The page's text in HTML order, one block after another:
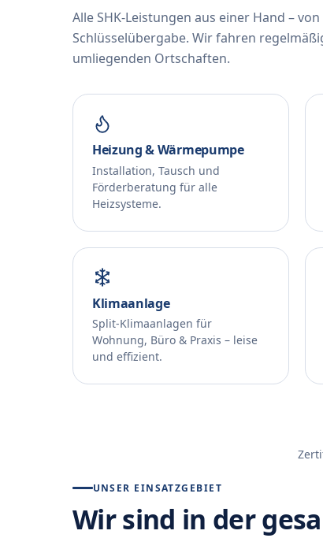
Alle SHK-Leistungen aus einer Hand –
Schlüsselübergabe. Wir fahren
umliegenden Ortschaften.
Heizung & Wärmepumpe
Installation, Tausch und
Förderberatung für alle
Heizsysteme.
Klimaanlage
Split-Klimaanlagen für
Wohnung, Büro & Praxis – leise
und effizient.
UNSER EINSATZGEBIET
Wir sind in der